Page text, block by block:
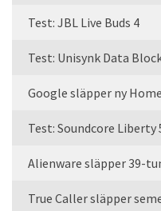
Test: JBL Live Buds 4
Test: Unisynk Data
Google släpper ny
Test: Soundcore
Alienware släpper 39-
True Caller släpper